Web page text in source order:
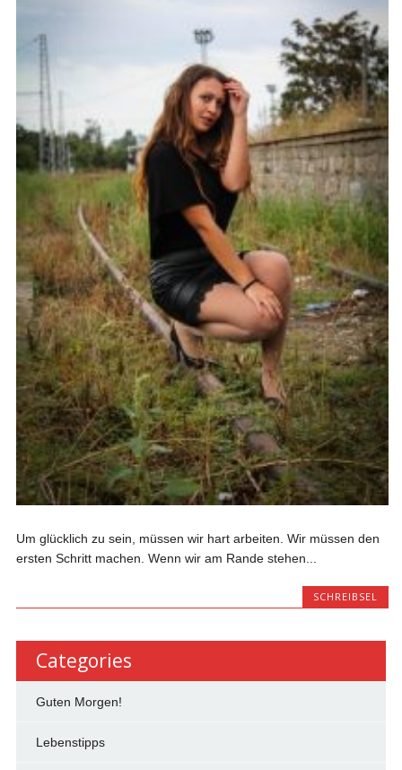
Um glücklich zu sein, müssen wir hart arbeiten. Wir müssen den
ersten Schritt machen. Wenn wir am Rande stehen...
SCHREIBSEL
Categories
Guten Morgen!
Lebenstipps